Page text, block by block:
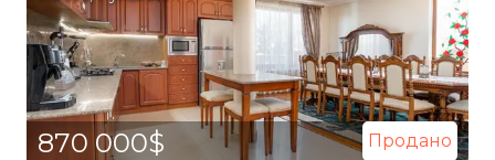
870 000$ Продано